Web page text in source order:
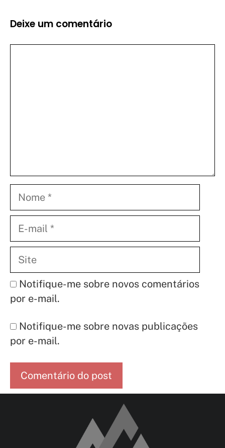
Deixe um comentário
mail
Notifique-me sobre novos comentários
por e-mail.
Notifique-me sobre novas publicações
por e-mail.